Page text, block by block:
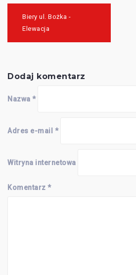
wpisu
Biery ul. Bożka -
Elewacja
Dodaj komentarz
Nazwa *
Adres e-mail *
Witryna internetowa
Komentarz *